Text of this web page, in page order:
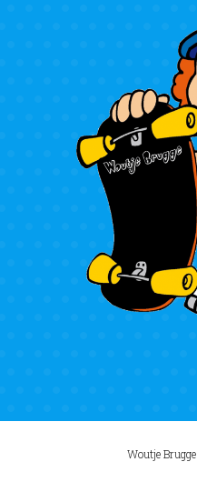
Woutje Brugge